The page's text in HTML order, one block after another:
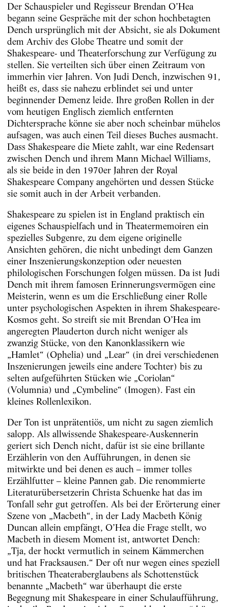
Der Schauspieler und Regisseur Brendan O’Hea
begann seine Gespräche mit der schon hochbetagten
Dench ursprünglich mit der Absicht, sie als Dokument
dem Archiv des Globe Theatre und somit der
Shakespeare- und Theaterforschung zur Verfügung zu
stellen. Sie verteilten sich über einen Zeitraum von
immerhin vier Jahren. Von Judi Dench, inzwischen 91,
heißt es, dass sie nahezu erblindet sei und unter
beginnender Demenz leide. Ihre großen Rollen in der
vom heutigen Englisch ziemlich entfernten
Dichtersprache könne sie aber noch scheinbar mühelos
aufsagen, was auch einen Teil dieses Buches ausmacht.
Dass Shakespeare die Miete zahlt, war eine Redensart
zwischen Dench und ihrem Mann Michael Williams,
als sie beide in den 1970er Jahren der Royal
Shakespeare Company angehörten und dessen Stücke
sie somit auch in der Arbeit verbanden.
Shakespeare zu spielen ist in England praktisch ein
eigenes Schauspielfach und in Theatermemoiren ein
spezielles Subgenre, zu dem eigene originelle
Ansichten gehören, die nicht unbedingt dem Ganzen
einer Inszenierungskonzeption oder neuesten
philologischen Forschungen folgen müssen. Da ist Judi
Dench mit ihrem famosen Erinnerungsvermögen eine
Meisterin, wenn es um die Erschließung einer Rolle
unter psychologischen Aspekten in ihrem Shakespeare-
Kosmos geht. So streift sie mit Brendan O’Hea im
angeregten Plauderton durch nicht weniger als
zwanzig Stücke, von den Kanonklassikern wie
„Hamlet“ (Ophelia) und „Lear“ (in drei verschiedenen
Inszenierungen jeweils eine andere Tochter) bis zu
selten aufgeführten Stücken wie „Coriolan“
(Volumnia) und „Cymbeline“ (Imogen). Fast ein
kleines Rollenlexikon.
Der Ton ist unprätentiös, um nicht zu sagen ziemlich
salopp. Als allwissende Shakespeare-Auskennerin
geriert sich Dench nicht, dafür ist sie eine brillante
Erzählerin von den Aufführungen, in denen sie
mitwirkte und bei denen es auch – immer tolles
Erzählfutter – kleine Pannen gab. Die renommierte
Literaturübersetzerin Christa Schuenke hat das im
Tonfall sehr gut getroffen. Als bei der Erörterung einer
Szene von „Macbeth“, in der Lady Macbeth König
Duncan allein empfängt, O’Hea die Frage stellt, wo
Macbeth in diesem Moment ist, antwortet Dench:
„Tja, der hockt vermutlich in seinem Kämmerchen
und hat Fracksausen.“ Der oft nur wegen eines speziell
britischen Theateraberglaubens als Schottenstück
benannte „Macbeth“ war überhaupt die erste
Begegnung mit Shakespeare in einer Schulaufführung,